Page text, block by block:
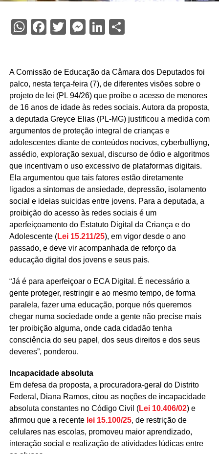
WhatsApp
Facebook
Twitter
Messenger
LinkedIn
Share
A Comissão de Educação da Câmara dos Deputados foi
palco, nesta terça-feira (7), de diferentes visões sobre o
projeto de lei (PL 94/26) que proíbe o acesso de menores
de 16 anos de idade às redes sociais. Autora da proposta,
a deputada Greyce Elias (PL-MG) justificou a medida com
argumentos de proteção integral de crianças e
adolescentes diante de conteúdos nocivos, cyberbulliyng,
assédio, exploração sexual, discurso de ódio e algoritmos
que incentivam o uso excessivo de plataformas digitais.
Ela argumentou que tais fatores estão diretamente
ligados a sintomas de ansiedade, depressão, isolamento
social e ideias suicidas entre jovens. Para a deputada, a
proibição do acesso às redes sociais é um
aperfeiçoamento do Estatuto Digital da Criança e do
Adolescente (Lei 15.211/25), em vigor desde o ano
passado, e deve vir acompanhada de reforço da
educação digital dos jovens e seus pais.
“Já é para aperfeiçoar o ECA Digital. É necessário a
gente proteger, restringir e ao mesmo tempo, de forma
paralela, fazer uma educação, porque nós queremos
chegar numa sociedade onde a gente não precise mais
ter proibição alguma, onde cada cidadão tenha
consciência do seu papel, dos seus direitos e dos seus
deveres”, ponderou.
Incapacidade absoluta
Em defesa da proposta, a procuradora-geral do Distrito
Federal, Diana Ramos, citou as noções de incapacidade
absoluta constantes no Código Civil (Lei 10.406/02) e
afirmou que a recente lei 15.100/25, de restrição de
celulares nas escolas, promoveu maior aprendizado,
interação social e realização de atividades lúdicas entre